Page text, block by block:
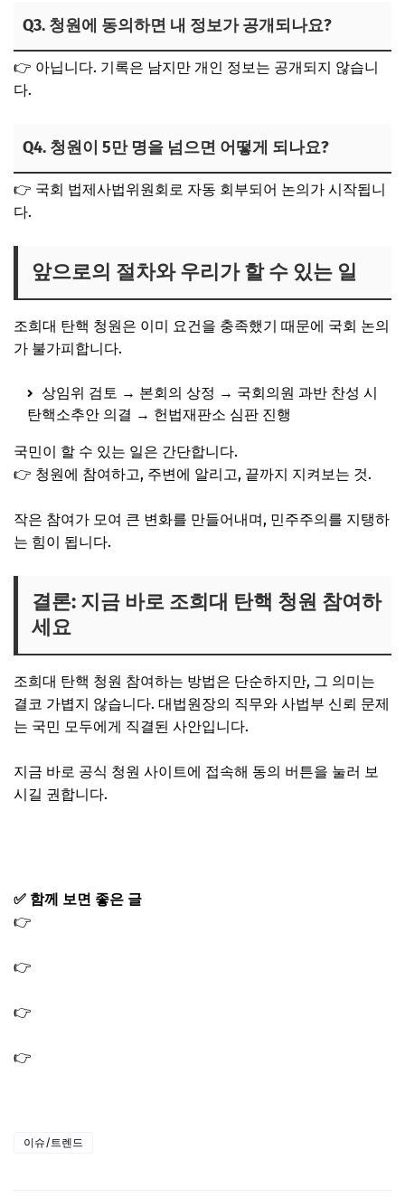
Q3. 청원에 동의하면 내 정보가 공개되나요?
👉 아닙니다. 기록은 남지만 개인 정보는 공개되지 않습니
다.
Q4. 청원이 5만 명을 넘으면 어떻게 되나요?
👉 국회 법제사법위원회로 자동 회부되어 논의가 시작됩니
다.
앞으로의 절차와 우리가 할 수 있는 일
조희대 탄핵 청원은 이미 요건을 충족했기 때문에 국회 논의
가 불가피합니다.
상임위 검토 → 본회의 상정 → 국회의원 과반 찬성 시
탄핵소추안 의결 → 헌법재판소 심판 진행
국민이 할 수 있는 일은 간단합니다.
👉 청원에 참여하고, 주변에 알리고, 끝까지 지켜보는 것.
작은 참여가 모여 큰 변화를 만들어내며, 민주주의를 지탱하
는 힘이 됩니다.
결론: 지금 바로 조희대 탄핵 청원 참여하
세요
조희대 탄핵 청원 참여하는 방법은 단순하지만, 그 의미는
결코 가볍지 않습니다. 대법원장의 직무와 사법부 신뢰 문제
는 국민 모두에게 직결된 사안입니다.
지금 바로 공식 청원 사이트에 접속해 동의 버튼을 눌러 보
시길 권합니다.
✅ 함께 보면 좋은 글
👉
👉
👉
👉
이슈/트렌드